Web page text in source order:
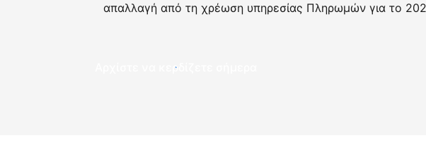
απαλλαγή από τη χρέωση υπηρεσίας Πληρωμών για το
Αρχίστε να κερδίζετε σήμερα